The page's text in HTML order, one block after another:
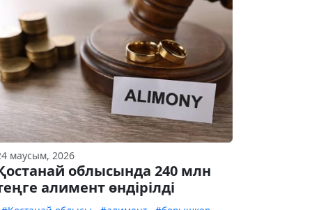
маусым, 2026
облысында 240 млн
алимент өндірілді